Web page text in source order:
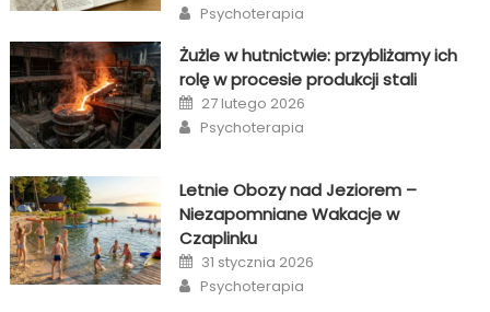
Author
Psychoterapia
Żużle w hutnictwie: przybliżamy ich
rolę w procesie produkcji stali
Posted
on
27 lutego 2026
Author
Psychoterapia
Letnie Obozy nad Jeziorem –
Niezapomniane Wakacje w
Czaplinku
Posted
on
31 stycznia 2026
Author
Psychoterapia